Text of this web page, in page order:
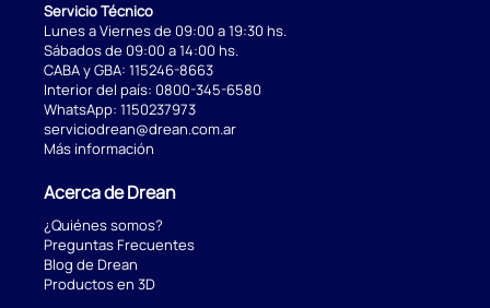
Servicio Técnico
Lunes a Viernes de 09:00 a 19:30 hs.
Sábados de 09:00 a 14:00 hs.
CABA y GBA: 115246-8663
Interior del país: 0800-345-6580
WhatsApp: 1150237973
serviciodrean@drean.com.ar
Más información
Acerca de Drean
¿Quiénes somos?
Preguntas Frecuentes
Blog de Drean
Productos en 3D